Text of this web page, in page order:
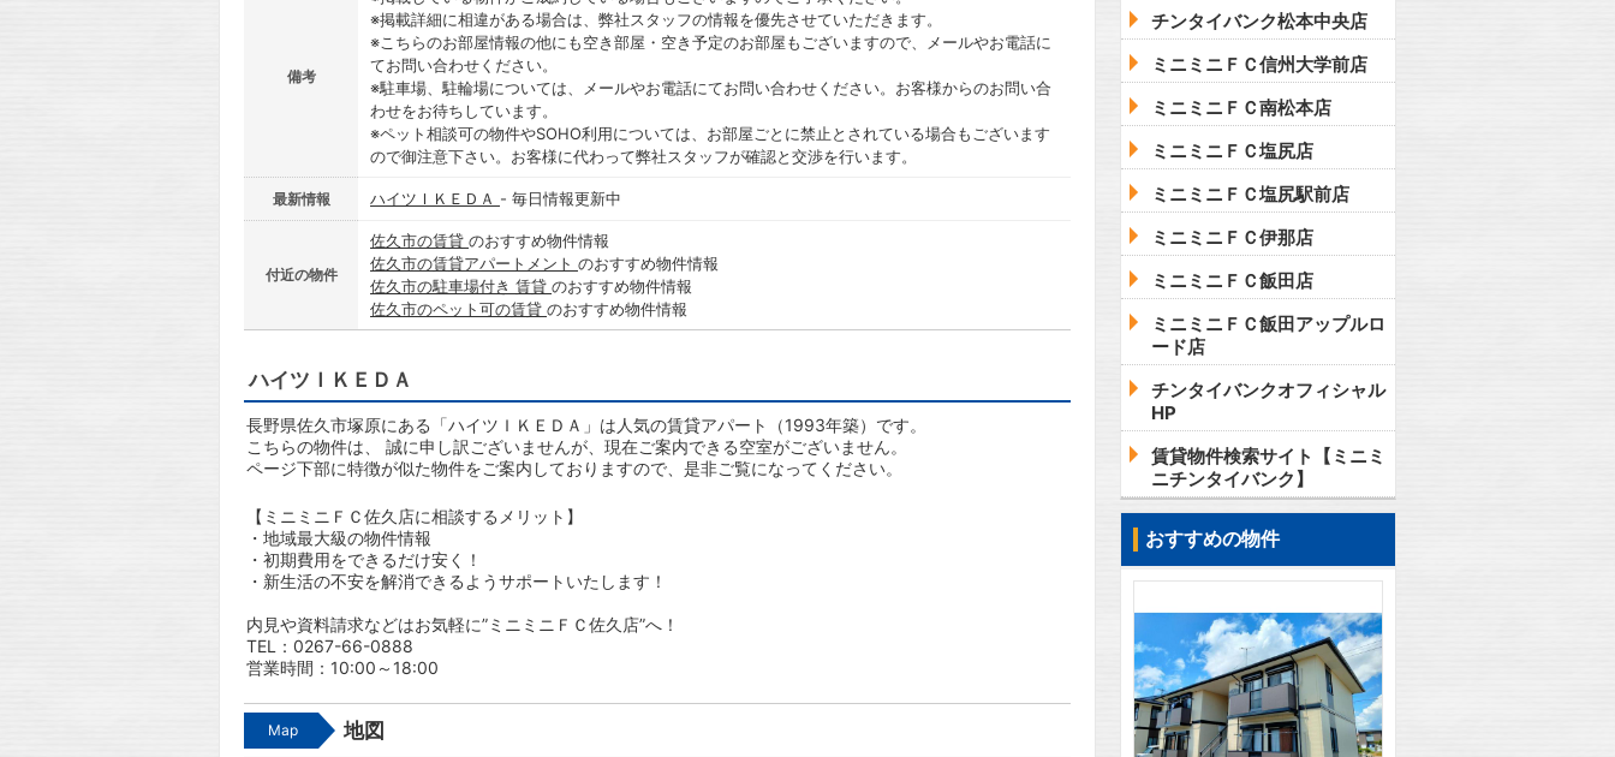
備考
※掲載詳細に相違がある場合は、弊社スタッフの情報を優先させていただきます。
※こちらのお部屋情報の他にも空き部屋・空き予定のお部屋もございますので、メールやお電話に
てお問い合わせください。
※駐車場、駐輪場については、メールやお電話にてお問い合わせください。お客様からのお問い合
わせをお待ちしています。
※ペット相談可の物件やSOHO利用については、お部屋ごとに禁止とされている場合もございます
ので御注意下さい。お客様に代わって弊社スタッフが確認と交渉を行います。
最新情報 ハイツＩＫＥＤＡ - 毎日情報更新中
付近の物件
佐久市の賃貸 のおすすめ物件情報
佐久市の賃貸アパートメント のおすすめ物件情報
佐久市の駐車場付き 賃貸 のおすすめ物件情報
佐久市のペット可の賃貸 のおすすめ物件情報
ハイツＩＫＥＤＡ
長野県佐久市塚原にある「ハイツＩＫＥＤＡ」は人気の賃貸アパート（1993年築）です。
こちらの物件は、 誠に申し訳ございませんが、現在ご案内できる空室がございません。
ページ下部に特徴が似た物件をご案内しておりますので、是非ご覧になってください。
【ミニミニＦＣ佐久店に相談するメリット】
・地域最大級の物件情報
・初期費用をできるだけ安く！
・新生活の不安を解消できるようサポートいたします！
内見や資料請求などはお気軽に”ミニミニＦＣ佐久店”へ！
TEL：0267-66-0888
営業時間：10:00～18:00
Map 地図
チンタイバンク松本中央店
ミニミニＦＣ信州大学前店
ミニミニＦＣ南松本店
ミニミニＦＣ塩尻店
ミニミニＦＣ塩尻駅前店
ミニミニＦＣ伊那店
ミニミニＦＣ飯田店
ミニミニＦＣ飯田アップルロ
ード店
チンタイバンクオフィシャル
HP
賃貸物件検索サイト【ミニミ
ニチンタイバンク】
おすすめの物件
2